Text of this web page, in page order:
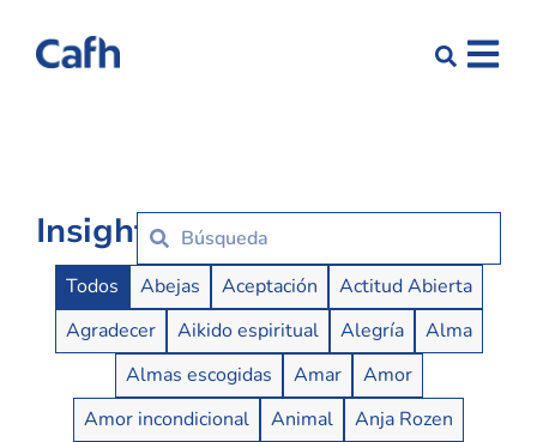
Insights
Insights Buttons
Todos Abejas Aceptación
Actitud Abierta
Agradecer
Aikido espiritual Alegría
Alma
Almas escogidas
Amar
Amor
Amor incondicional
Animal
Anja Rozen